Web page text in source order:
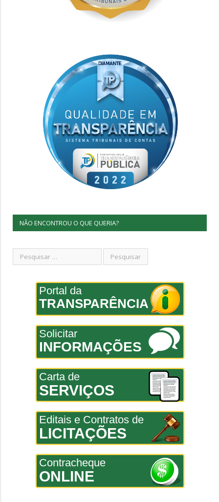
NÃO ENCONTROU O QUE QUERIA?
Portal da
TRANSPARÊNCIA
Solicitar
INFORMAÇÕES
Carta de
SERVIÇOS
Editais e Contratos de
LICITAÇÕES
Contracheque
ONLINE